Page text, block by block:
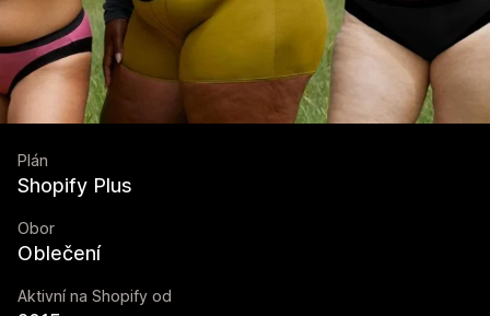
Plán
Shopify Plus
Obor
Oblečení
Aktivní na Shopify od